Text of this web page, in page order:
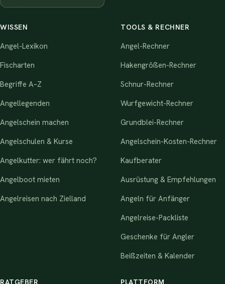
WISSEN
Angel-Lexikon
Fischarten
Begriffe A–Z
Angellegenden
Angelschein machen
Angelschulen & Kurse
Angelkutter: wer fährt noch?
Angelboot mieten
Angelreisen nach Zielland
TOOLS & RECHNER
Angel-Rechner
Hakengrößen-Rechner
Schnur-Rechner
Wurfgewicht-Rechner
Grundblei-Rechner
Angelschein-Kosten-Rechner
Kaufberater
Ausrüstung & Empfehlungen
Angeln für Anfänger
Angelreise-Packliste
Geschenke für Angler
Beißzeiten & Kalender
RATGEBER PLATTFORM